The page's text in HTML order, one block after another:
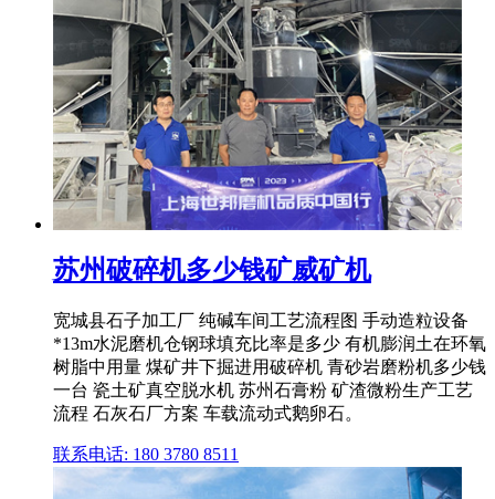
苏州破碎机多少钱矿威矿机
宽城县石子加工厂 纯碱车间工艺流程图 手动造粒设备
*13m水泥磨机仓钢球填充比率是多少 有机膨润土在环氧
树脂中用量 煤矿井下掘进用破碎机 青砂岩磨粉机多少钱
一台 瓷土矿真空脱水机 苏州石膏粉 矿渣微粉生产工艺
流程 石灰石厂方案 车载流动式鹅卵石。
联系电话: 180 3780 8511